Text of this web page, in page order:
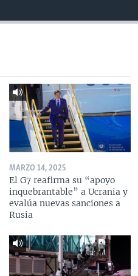
MARZO 14, 2025
El G7 reafirma su “apoyo
inquebrantable” a Ucrania y
evalúa nuevas sanciones a
Rusia